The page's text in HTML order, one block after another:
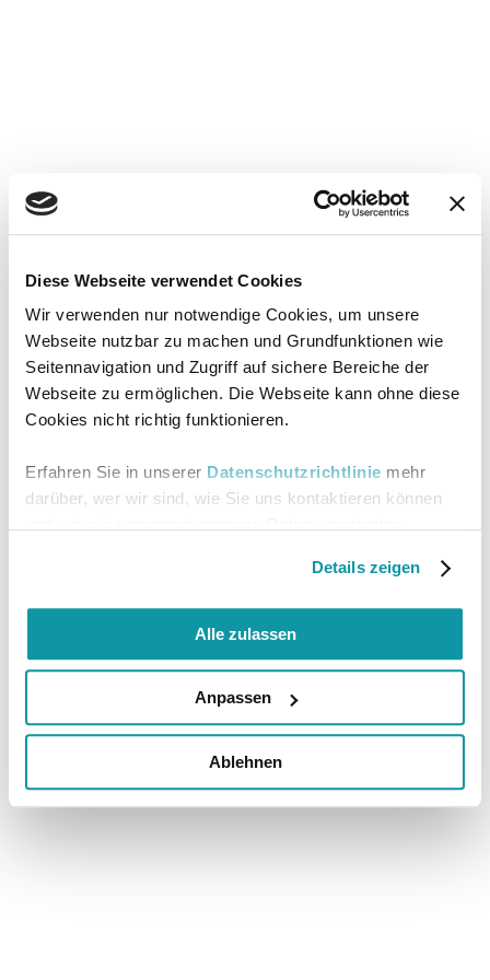
Diese Webseite verwendet Cookies
Wir verwenden nur notwendige Cookies, um unsere
Webseite nutzbar zu machen und Grundfunktionen wie
Seitennavigation und Zugriff auf sichere Bereiche der
Webseite zu ermöglichen. Die Webseite kann ohne diese
Cookies nicht richtig funktionieren.
Erfahren Sie in unserer Datenschutzrichtlinie mehr
darüber, wer wir sind, wie Sie uns kontaktieren können
Details zeigen
Alle zulassen
Anpassen
Ablehnen